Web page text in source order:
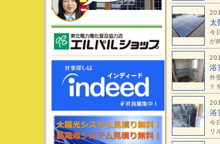
太
今
が
浴
外
ト
浴
今
リ